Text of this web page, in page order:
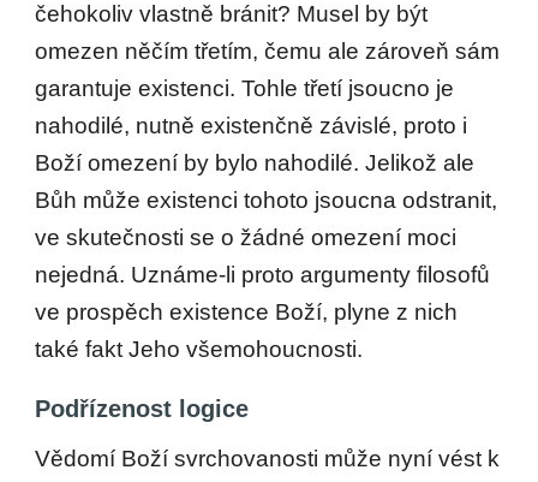
čehokoliv vlastně bránit? Musel by být
omezen něčím třetím, čemu ale zároveň sám
garantuje existenci. Tohle třetí jsoucno je
nahodilé, nutně existenčně závislé, proto i
Boží omezení by bylo nahodilé. Jelikož ale
Bůh může existenci tohoto jsoucna odstranit,
ve skutečnosti se o žádné omezení moci
nejedná. Uznáme-li proto argumenty filosofů
ve prospěch existence Boží, plyne z nich
také fakt Jeho všemohoucnosti.
Podřízenost logice
Vědomí Boží svrchovanosti může nyní vést k